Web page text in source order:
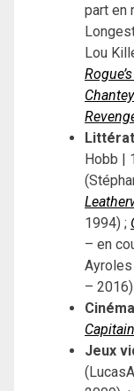
part en
Lou
Hobb |
1994) ;
– en
– 2016)
Jeux